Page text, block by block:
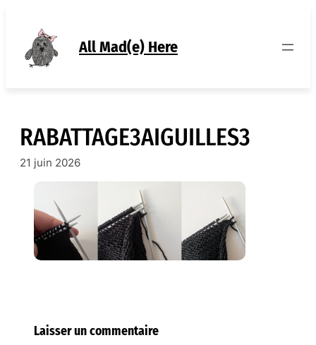
contenu
All Mad(e) Here
RABATTAGE3AIGUILLES3
21 juin 2026
Laisser un commentaire